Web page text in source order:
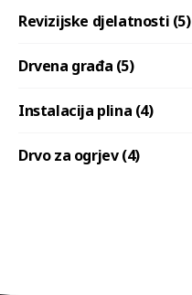
Revizijske djelatnosti (5)
Drvena građa (5)
Instalacija plina (4)
Drvo za ogrjev (4)